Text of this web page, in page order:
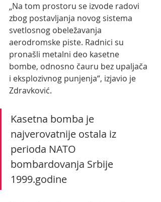
„Na tom prostoru se izvode radovi
zbog postavljanja novog sistema
svetlosnog obeležavanja
aerodromske piste. Radnici su
pronašli metalni deo kasetne
bombe, odnosno čauru bez upaljača
i eksplozivnog punjenja“, izjavio je
Zdravković.
Kasetna bomba je
najverovatnije ostala iz
perioda NATO
bombardovanja Srbije
1999.godine